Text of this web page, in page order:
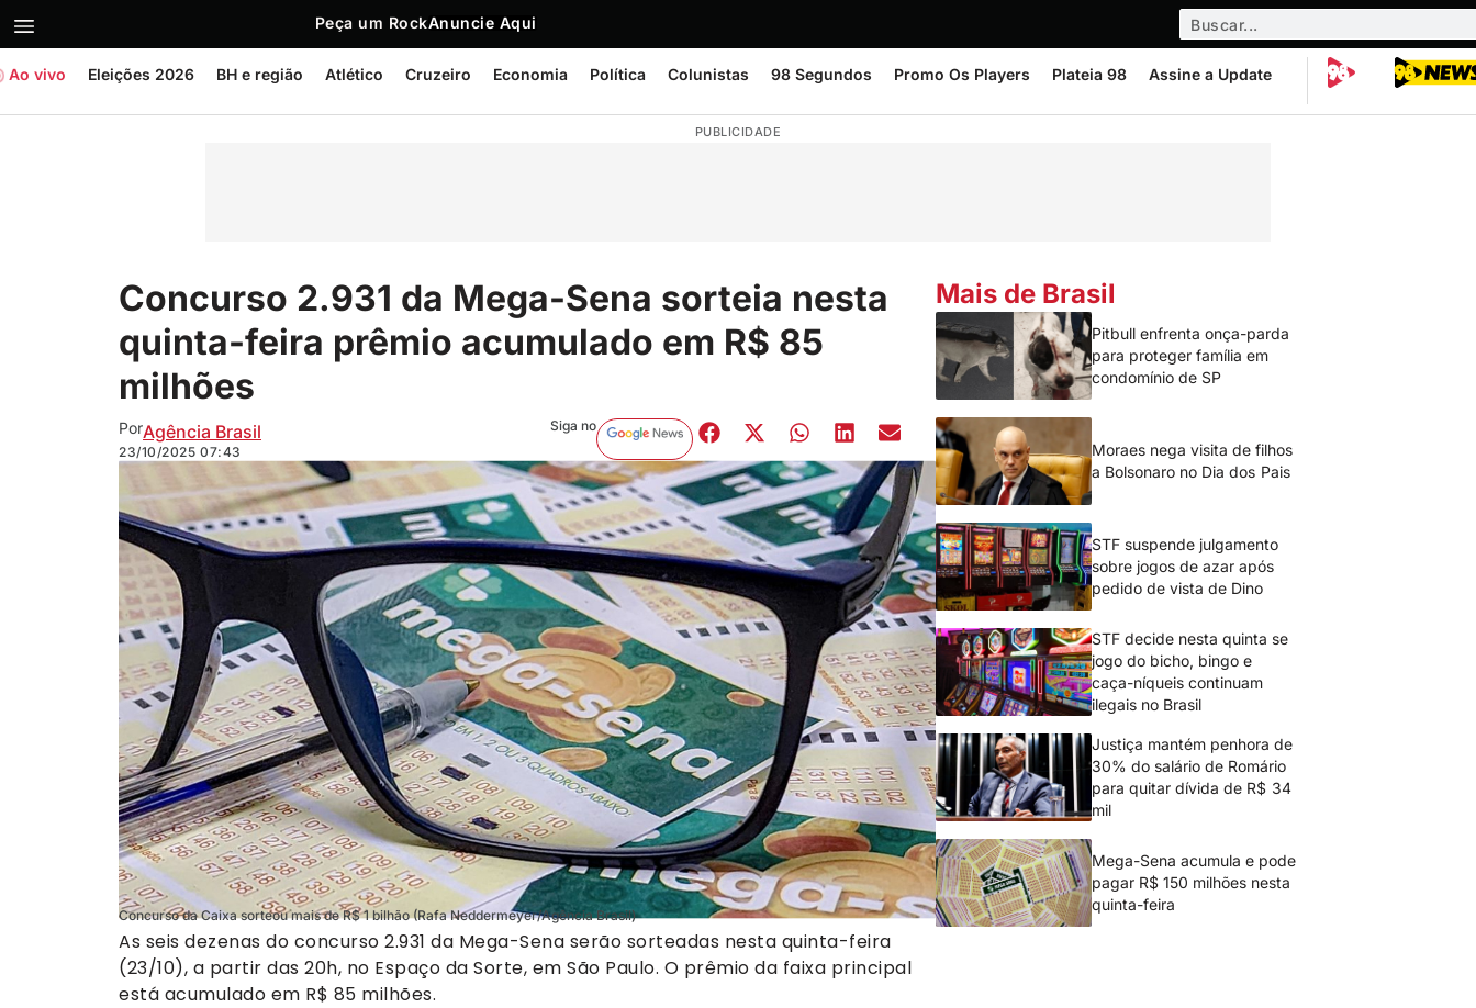
Peça um RockAnuncie Aqui
Ao vivo Eleições 2026 BH e região Atlético Cruzeiro Economia Política Colunistas 98 Segundos Promo Os Players Plateia 98 Assine a Update
PUBLICIDADE
Concurso 2.931 da Mega-Sena sorteia nesta
quinta-feira prêmio acumulado em R$ 85
milhões
PorAgência Brasil
23/10/2025 07:43
Siga no
Concurso da Caixa sorteou mais de R$ 1 bilhão (Rafa Neddermeyer/Agência Brasil)
As seis dezenas do concurso 2.931 da Mega-Sena serão sorteadas nesta quinta-feira
(23/10), a partir das 20h, no Espaço da Sorte, em São Paulo. O prêmio da faixa principal
está acumulado em R$ 85 milhões.
Mais de Brasil
Pitbull enfrenta onça-parda
para proteger família em
condomínio de SP
Moraes nega visita de filhos
a Bolsonaro no Dia dos Pais
STF suspende julgamento
sobre jogos de azar após
pedido de vista de Dino
STF decide nesta quinta se
jogo do bicho, bingo e
caça-níqueis continuam
ilegais no Brasil
Justiça mantém penhora de
30% do salário de Romário
para quitar dívida de R$ 34
mil
Mega-Sena acumula e pode
pagar R$ 150 milhões nesta
quinta-feira